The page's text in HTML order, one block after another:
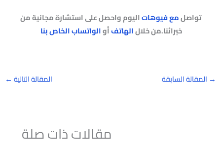
تواصلمع فيوهاتاليوم واحصل على استشارة مجانية من
خبرائنا.من خلالالهاتفأوالواتساب الخاص بنا
→ المقالة السابقة المقالة التالية ←
مقالات ذات صلة